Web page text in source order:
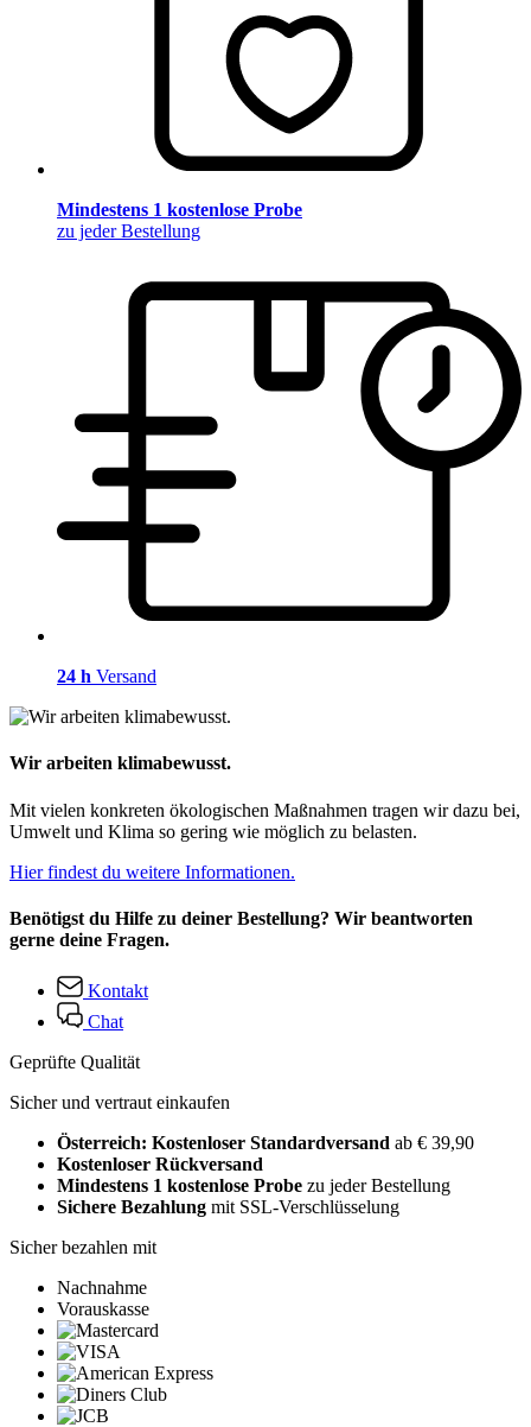
Mindestens 1 kostenlose Probe
zu jeder Bestellung
24 h Versand
Wir arbeiten klimabewusst.
Mit vielen konkreten ökologischen Maßnahmen tragen wir dazu bei,
Umwelt und Klima so gering wie möglich zu belasten.
Hier findest du weitere Informationen.
Benötigst du Hilfe zu deiner Bestellung? Wir beantworten
gerne deine Fragen.
Kontakt
Chat
Geprüfte Qualität
Sicher und vertraut einkaufen
Österreich: Kostenloser Standardversand ab € 39,90
Kostenloser Rückversand
Mindestens 1 kostenlose Probe zu jeder Bestellung
Sichere Bezahlung mit SSL-Verschlüsselung
Sicher bezahlen mit
Nachnahme
Vorauskasse